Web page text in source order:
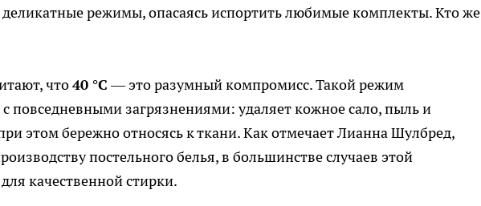
режимы, опасаясь испортить любимые комплекты. Кто же
что40 °C— это разумный компромисс. Такой режим
повседневными загрязнениями: удаляет кожное сало, пыль и
этом бережно относясь к ткани. Как отмечает Лианна Шулбред,
постельного белья, в большинстве случаев этой
качественной стирки.